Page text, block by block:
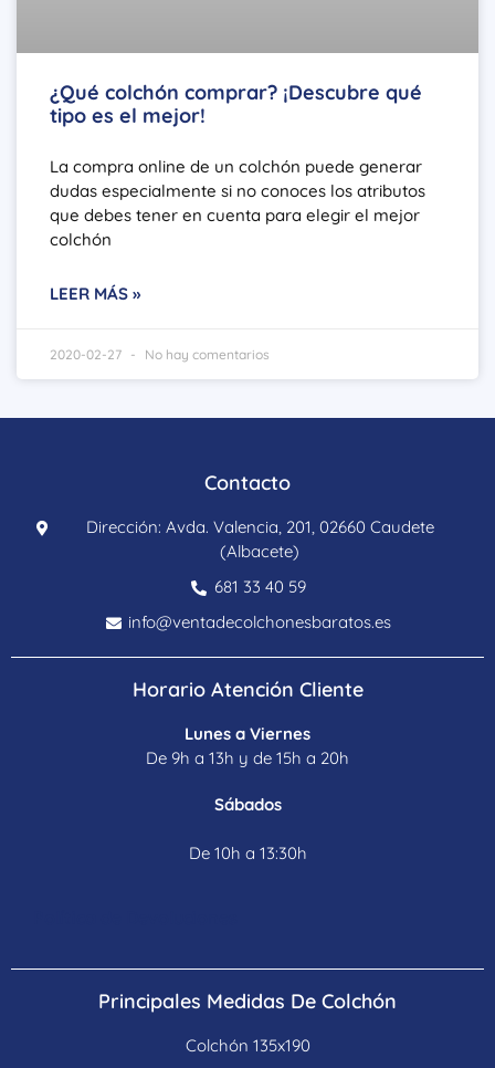
¿Qué colchón comprar? ¡Descubre qué
tipo es el mejor!
La compra online de un colchón puede generar
dudas especialmente si no conoces los atributos
que debes tener en cuenta para elegir el mejor
colchón
LEER MÁS »
2020-02-27 No hay comentarios
Contacto
Dirección: Avda. Valencia, 201, 02660 Caudete
(Albacete)
681 33 40 59
info@ventadecolchonesbaratos.es
Horario Atención Cliente
Lunes a Viernes
De 9h a 13h y de 15h a 20h
Sábados
De 10h a 13:30h
Principales Medidas De Colchón
Colchón 135x190